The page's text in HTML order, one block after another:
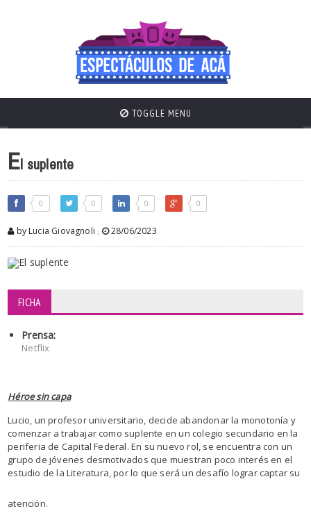
TOGGLE MENU
El suplente
0 0 0 0
by Lucia Giovagnoli , 28/06/2023
FICHA
Prensa:
Netflix
Héroe sin capa
Lucio, un profesor universitario, decide abandonar la monotonía y
comenzar a trabajar como suplente en un colegio secundario en la
periferia de Capital Federal. En su nuevo rol, se encuentra con un
grupo de jóvenes desmotivados que muestran poco interés en el
estudio dela Literatura, por lo que será un desafío lograr captar su
atención.